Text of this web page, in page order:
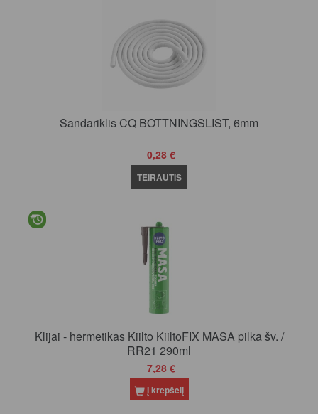
Sandariklis CQ BOTTNINGSLIST, 6mm
0,28 €
TEIRAUTIS
Klijai - hermetikas Kiilto KiiltoFIX MASA pilka šv. /
RR21 290ml
7,28 €
Į krepšelį